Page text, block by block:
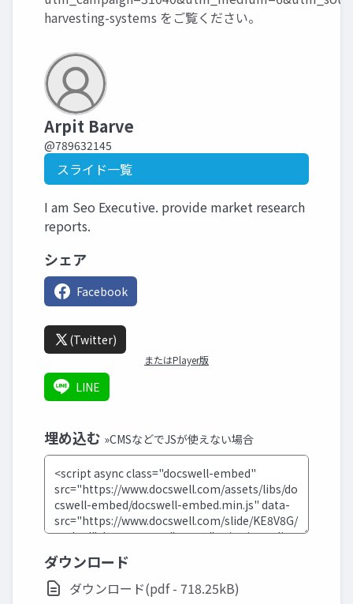
harvesting-systems をご覧ください。
Arpit Barve
@789632145
スライド一覧
I am Seo Executive. provide market research
reports.
シェア
Facebook
(Twitter)
またはPlayer版
LINE
埋め込む »CMSなどでJSが使えない場合
ダウンロード
ダウンロード(pdf - 718.25kB)